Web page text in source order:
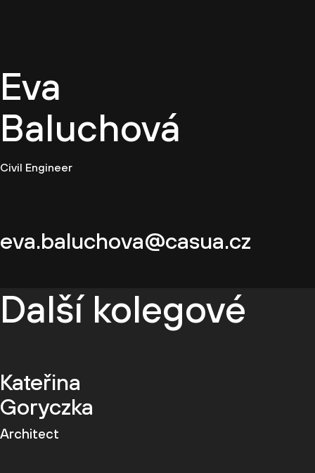
Eva
Baluchová
Civil Engineer
eva.baluchova@casua.cz
Další kolegové
Kateřina
Goryczka
Architect